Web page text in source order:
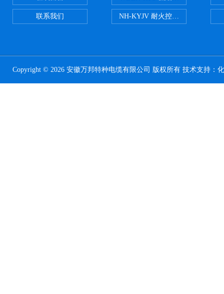
联系我们 NH-KYJV 耐火控制电缆
Copyright © 2026 安徽万邦特种电缆有限公司 版权所有 技术支持：